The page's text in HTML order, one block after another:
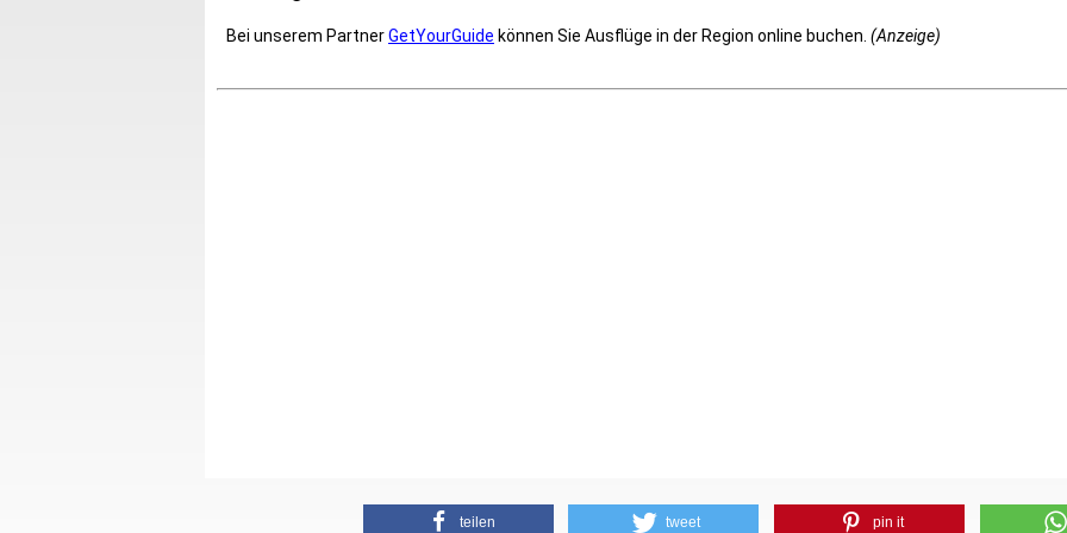
Bei unserem PartnerGetYourGuide können Sie Ausflüge in der Region online buchen. (Anzeige)
teilen tweet pin it